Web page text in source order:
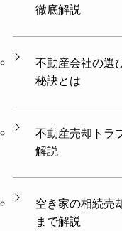
徹底解説
不動産会社の選
秘訣とは
不動産売却トラ
解説
空き家の相続売
まで解説